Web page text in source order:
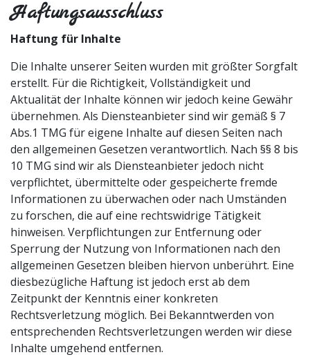
Haftungsausschluss
Haftung für Inhalte
Die Inhalte unserer Seiten wurden mit größter Sorgfalt
erstellt. Für die Richtigkeit, Vollständigkeit und
Aktualität der Inhalte können wir jedoch keine Gewähr
übernehmen. Als Diensteanbieter sind wir gemäß § 7
Abs.1 TMG für eigene Inhalte auf diesen Seiten nach
den allgemeinen Gesetzen verantwortlich. Nach §§ 8 bis
10 TMG sind wir als Diensteanbieter jedoch nicht
verpflichtet, übermittelte oder gespeicherte fremde
Informationen zu überwachen oder nach Umständen
zu forschen, die auf eine rechtswidrige Tätigkeit
hinweisen. Verpflichtungen zur Entfernung oder
Sperrung der Nutzung von Informationen nach den
allgemeinen Gesetzen bleiben hiervon unberührt. Eine
diesbezügliche Haftung ist jedoch erst ab dem
Zeitpunkt der Kenntnis einer konkreten
Rechtsverletzung möglich. Bei Bekanntwerden von
entsprechenden Rechtsverletzungen werden wir diese
Inhalte umgehend entfernen.